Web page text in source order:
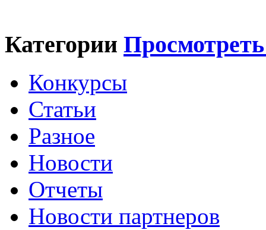
Категории
Конкурсы
Статьи
Разное
Новости
Отчеты
Новости партнеров